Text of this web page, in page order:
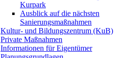
Kurpark
Ausblick auf die nächsten
Sanierungsmaßnahmen
Kultur- und Bildungszentrum (KuB)
Private Maßnahmen
Informationen für Eigentümer